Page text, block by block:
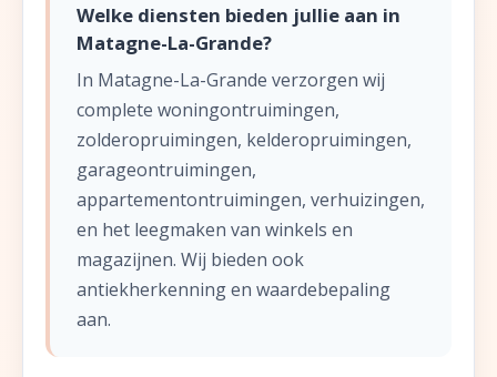
Welke diensten bieden jullie aan in
Matagne-La-Grande?
In Matagne-La-Grande verzorgen wij
complete woningontruimingen,
zolderopruimingen, kelderopruimingen,
garageontruimingen,
appartementontruimingen, verhuizingen,
en het leegmaken van winkels en
magazijnen. Wij bieden ook
antiekherkenning en waardebepaling
aan.